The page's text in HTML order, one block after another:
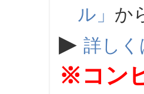
ル」 か
▶ 詳しく
※コン